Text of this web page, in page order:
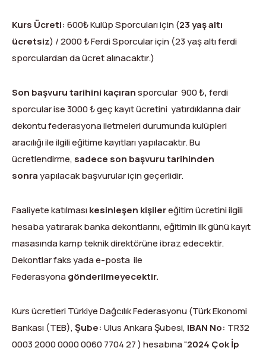
Kurs Ücreti: 600₺ Kulüp Sporcuları için (23 yaş altı
ücretsiz) / 2000 ₺ Ferdi Sporcular için (23 yaş altı ferdi
sporculardan da ücret alınacaktır.)
Son başvuru tarihini kaçıransporcular 900 ₺, ferdi
sporcular ise 3000 ₺ geç kayıt ücretini yatırdıklarına dair
dekontu federasyona iletmeleri durumunda kulüpleri
aracılığı ile ilgili eğitime kayıtları yapılacaktır.Bu
ücretlendirme, sadece son başvuru tarihinden
sonrayapılacak başvurular için geçerlidir.
Faaliyete katılmasıkesinleşen kişilereğitim ücretini ilgili
hesaba yatırarak banka dekontlarını, eğitimin ilk günü kayıt
masasında kamp teknik direktörüne ibraz edecektir.
Dekontlar faks yada e-posta ile
Federasyonagönderilmeyecektir.
Kurs ücretleri Türkiye Dağcılık Federasyonu (Türk Ekonomi
Bankası (TEB),Şube: Ulus Ankara Şubesi, IBAN No: TR32
0003 2000 0000 0060 7704 27) hesabına “2024 Çok İp